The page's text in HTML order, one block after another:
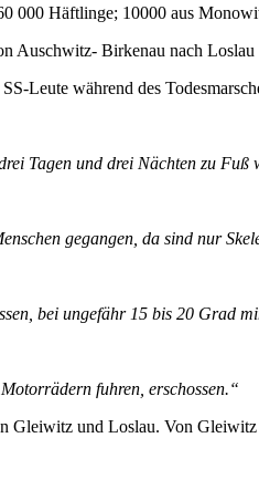
000 Häftlinge; 10000 aus
Auschwitz- Birkenau nach Loslau
Leute während des
Tagen und drei Nächten zu
gegangen, da sind nur
bei ungefähr 15 bis 20 Grad
fuhren, erschossen.“
Gleiwitz und Loslau. Von